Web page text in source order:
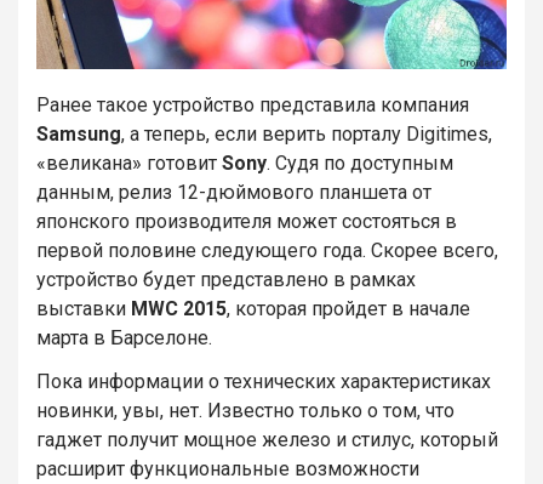
Ранее такое устройство представила компания
Samsung, а теперь, если верить порталу Digitimes,
«великана» готовит Sony. Судя по доступным
данным, релиз 12-дюймового планшета от
японского производителя может состояться в
первой половине следующего года. Скорее всего,
устройство будет представлено в рамках
выставки MWC 2015, которая пройдет в начале
марта в Барселоне.
Пока информации о технических характеристиках
новинки, увы, нет. Известно только о том, что
гаджет получит мощное железо и стилус, который
расширит функциональные возможности